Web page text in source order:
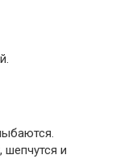
шепчутся и